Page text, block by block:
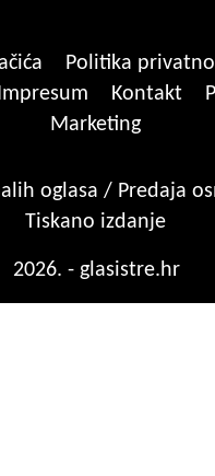
Politika
Impresum Kontakt
Marketing
oglasa / Predaja
Tiskano izdanje
2026. - glasistre.hr